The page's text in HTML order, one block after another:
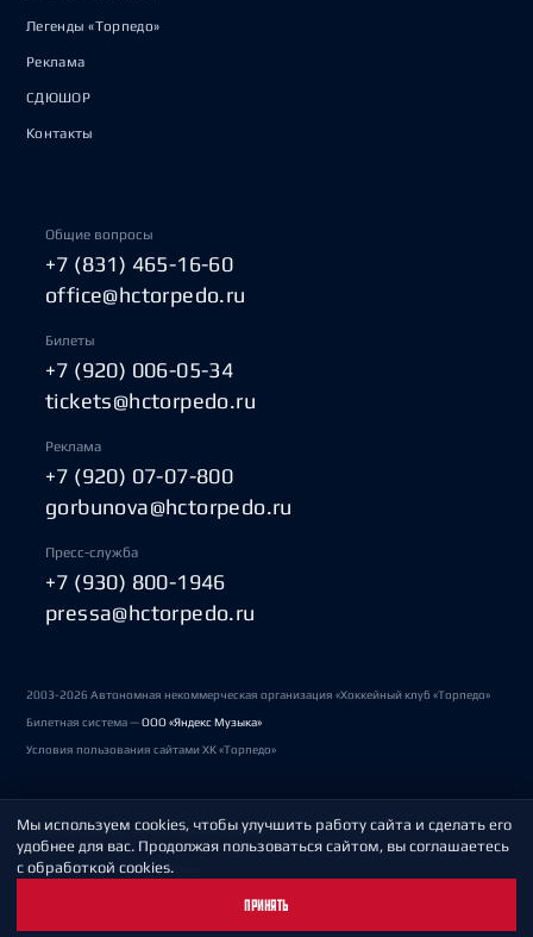
Легенды «Торпедо»
Реклама
СДЮШОР
Контакты
Общие вопросы
+7 (831) 465-16-60
office@hctorpedo.ru
Билеты
+7 (920) 006-05-34
tickets@hctorpedo.ru
Реклама
+7 (920) 07-07-800
gorbunova@hctorpedo.ru
Пресс-служба
+7 (930) 800-1946
pressa@hctorpedo.ru
2003-2026 Автономная некоммерческая организация «Хоккейный клуб «Торпедо»
Билетная система —ООО «Яндекс Музыка»
Условия пользования сайтами ХК «Торпедо»
Политика обработки персональных данных
Пользовательское соглашение
Мы используем cookies, чтобы улучшить работу сайта и сделать его
удобнее для вас. Продолжая пользоваться сайтом, вы соглашаетесь
с обработкой cookies.
ПРИНЯТЬ